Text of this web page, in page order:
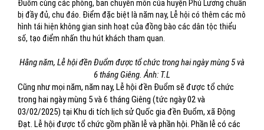
Đuổm cùng các phòng, ban chuyên môn của huyện Phú Lương chuẩn
bị đầy đủ, chu đáo. Điểm đặc biệt là năm nay, Lễ hội có thêm các mô
hình tái hiện không gian sinh hoạt của đồng bào các dân tộc thiểu
số, tạo điểm nhấn thu hút khách tham quan.
Hằng năm, Lễ hội đền Đuổm được tổ chức trong hai ngày mùng 5 và
6 tháng Giêng. Ảnh: T.L
Cũng như mọi năm, năm nay, Lễ hội đền Đuổm sẽ được tổ chức
trong hai ngày mùng 5 và 6 tháng Giêng (tức ngày 02 và
03/02/2025) tại Khu di tích lịch sử Quốc gia đền Đuổm, xã Động
Đạt. Lễ hội được tổ chức gồm phần lễ và phần hội. Phần lễ có các